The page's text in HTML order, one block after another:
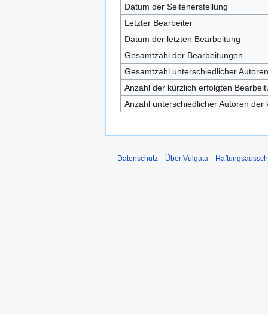
Datum der Seitenerstellung
Letzter Bearbeiter
Datum der letzten Bearbeitung
Gesamtzahl der Bearbeitungen
Gesamtzahl unterschiedlicher Autoren
Anzahl der kürzlich erfolgten
Anzahl unterschiedlicher Autoren
Datenschutz Über Vulgata